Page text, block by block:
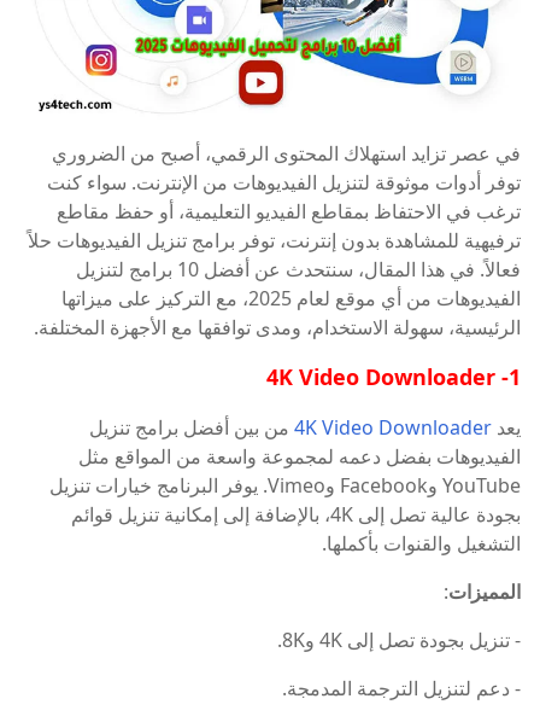
في عصر تزايد استهلاك المحتوى الرقمي، أصبح من الضروري
توفر أدوات موثوقة لتنزيل الفيديوهات من الإنترنت. سواء كنت
ترغب في الاحتفاظ بمقاطع الفيديو التعليمية، أو حفظ مقاطع
ترفيهية للمشاهدة بدون إنترنت، توفر برامج تنزيل الفيديوهات حلاً
فعالاً. في هذا المقال، سنتحدث عن أفضل 10 برامج لتنزيل
الفيديوهات من أي موقع لعام 2025، مع التركيز على ميزاتها
الرئيسية، سهولة الاستخدام، ومدى توافقها مع الأجهزة المختلفة.
1- 4K Video Downloader
يعد 4K Video Downloader من بين أفضل برامج تنزيل
الفيديوهات بفضل دعمه لمجموعة واسعة من المواقع مثل
YouTube وFacebook وVimeo. يوفر البرنامج خيارات تنزيل
بجودة عالية تصل إلى 4K، بالإضافة إلى إمكانية تنزيل قوائم
التشغيل والقنوات بأكملها.
المميزات:
- تنزيل بجودة تصل إلى 4K و8K.
- دعم لتنزيل الترجمة المدمجة.